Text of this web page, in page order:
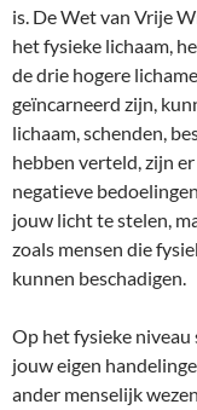
is. De Wet van Vrije
het fysieke lichaam,
de drie hogere
geïncarneerd zijn,
lichaam, schenden,
hebben verteld, zijn
negatieve
jouw licht te stelen,
zoals mensen die
kunnen beschadigen.
Op het fysieke
jouw eigen
ander menselijk